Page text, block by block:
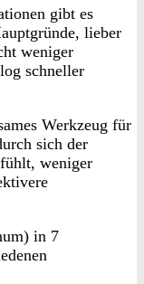
gibt es
lieber
weniger
schneller
Werkzeug für
sich der
weniger
in 7